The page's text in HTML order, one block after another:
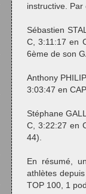
instructive.
Sébastien
C, 3:11:17 en
6ème de son
Anthony
3:03:47 en
Stéphane
C, 3:22:27 en
44).
En résumé,
athlètes
TOP 100, 1